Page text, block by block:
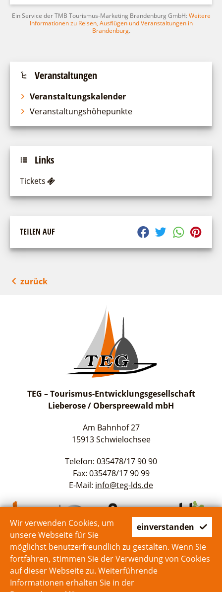
einverstanden
Wir verwenden Cookies, um
unsere Webseite für Sie
möglichst benutzerfreundlich zu gestalten. Wenn Sie
fortfahren, stimmen Sie der Verwendung von Cookies
auf dieser Webseite zu. Weiterführende
Informationen erhalten Sie in der
Ein Service der TMB Tourismus-Marketing Brandenburg GmbH:Weitere
Informationen zu Reisen, Ausflügen und Veranstaltungen in
Brandenburg.
Veranstaltungen
Veranstaltungskalender
Veranstaltungshöhepunkte
Links
Tickets
TEILEN AUF
zurück
TEG – Tourismus-Entwicklungsgesellschaft
Lieberose / Oberspreewald mbH
Am Bahnhof 27
15913 Schwielochsee
Telefon: 035478/17 90 90
Fax: 035478/17 90 99
E-Mail: info@teg-lds.de
Start Kontakt Impressum Datenschutz